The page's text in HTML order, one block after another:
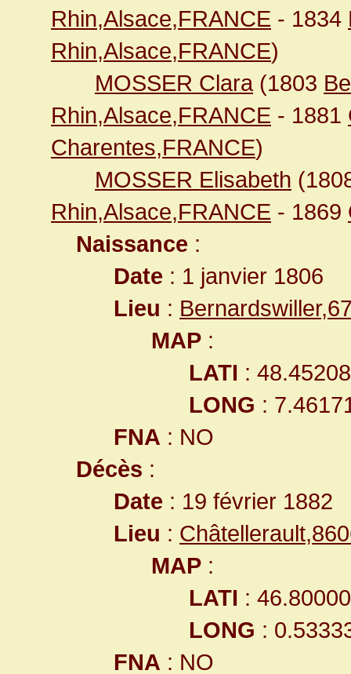
Rhin,Alsace,FRANCE - 1834
Rhin,Alsace,FRANCE)
MOSSER Clara(1803
Rhin,Alsace,FRANCE - 1881
Charentes,FRANCE)
MOSSER Elisabeth
Rhin,Alsace,FRANCE - 1869
Naissance :
Date : 1 janvier 1806
Lieu :
MAP :
LATI :
LONG :
FNA : NO
Décès :
Date : 19 février 1882
Lieu :
MAP :
LATI :
LONG :
FNA : NO